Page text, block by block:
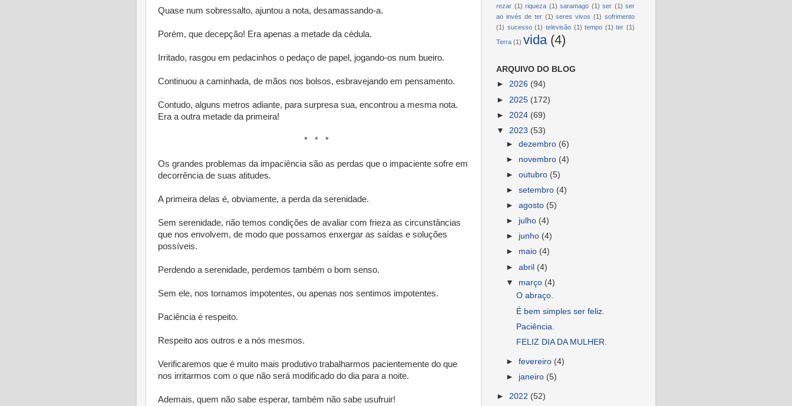
Quase num sobressalto, ajuntou a nota, desamassando-a.
Porém, que decepção! Era apenas a metade da cédula.
Irritado, rasgou em pedacinhos o pedaço de papel, jogando-os num bueiro.
Continuou a caminhada, de mãos nos bolsos, esbravejando em pensamento.
Contudo, alguns metros adiante, para surpresa sua, encontrou a mesma nota.
Era a outra metade da primeira!
* * *
Os grandes problemas da impaciência são as perdas que o impaciente sofre em
decorrência de suas atitudes.
A primeira delas é, obviamente, a perda da serenidade.
Sem serenidade, não temos condições de avaliar com frieza as circunstâncias
que nos envolvem, de modo que possamos enxergar as saídas e soluções
possíveis.
Perdendo a serenidade, perdemos também o bom senso.
Sem ele, nos tornamos impotentes, ou apenas nos sentimos impotentes.
Paciência é respeito.
Respeito aos outros e a nós mesmos.
Verificaremos que é muito mais produtivo trabalharmos pacientemente do que
nos irritarmos com o que não será modificado do dia para a noite.
Ademais, quem não sabe esperar, também não sabe usufruir!
rezar (1) riqueza (1) saramago (1) ser (1) ser
ao invés de ter (1) seres vivos (1) sofrimento
(1) sucesso (1) televisão (1) tempo (1) ter (1)
Terra (1) vida (4)
ARQUIVO DO BLOG
► 2026 (94)
► 2025 (172)
► 2024 (69)
▼ 2023 (53)
►dezembro (6)
► novembro (4)
►outubro (5)
►setembro (4)
►agosto (5)
► julho (4)
► junho (4)
► maio (4)
►abril (4)
▼ março (4)
O abraço.
É bem simples ser feliz.
Paciência.
FELIZ DIA DA MULHER.
►fevereiro (4)
► janeiro (5)
► 2022 (52)